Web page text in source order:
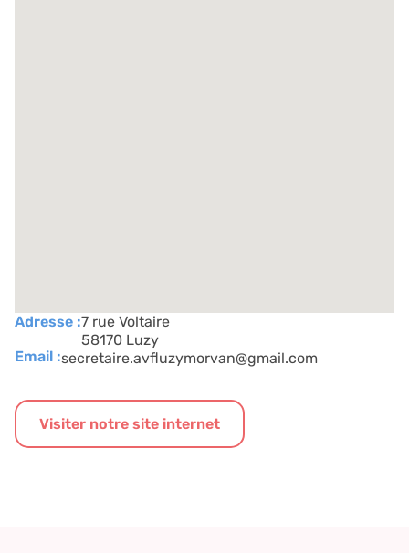
Adresse :7 rue Voltaire
58170 Luzy
Email :secretaire.avfluzymorvan@gmail.com
Visiter notre site internet